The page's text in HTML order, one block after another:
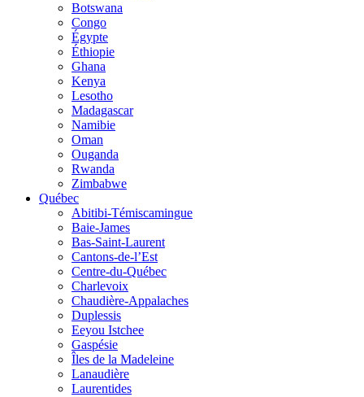
Botswana
Congo
Égypte
Éthiopie
Ghana
Kenya
Lesotho
Madagascar
Namibie
Oman
Ouganda
Rwanda
Zimbabwe
Québec
Abitibi-Témiscamingue
Baie-James
Bas-Saint-Laurent
Cantons-de-l’Est
Centre-du-Québec
Charlevoix
Chaudière-Appalaches
Duplessis
Eeyou Istchee
Gaspésie
Îles de la Madeleine
Lanaudière
Laurentides